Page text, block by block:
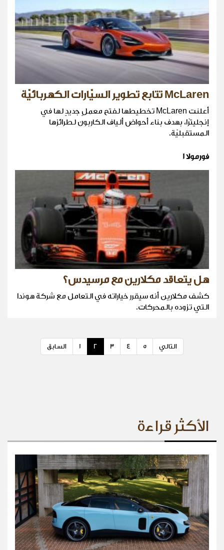
McLaren تتابع تطوير السيّارات الكهربائيّة
أعلنت McLaren تخطيطها لفتح معملٍ جديدٍ لها في
إنجليترّا، بهدف بناء أحواض ألياف الكاربون لطرائزها
المستقبليّة.
فورمولا 1
هل يتعاقد مكلارين مع مرسيدس؟
كشف مكلارين أنه سيقرر خياراته في التعامل مع شركة هوندا
التي تزوده بالمحركات.
السابق 1 2 3 4 5 التالي
الأكثر قراءة